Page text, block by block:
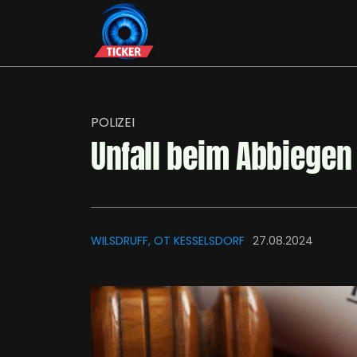
POLIZEI
Unfall beim Abbiegen
WILSDRUFF, OT KESSELSDORF 27.08.2024